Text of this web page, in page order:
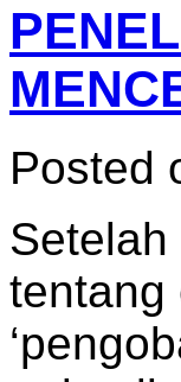
Posted
tentang